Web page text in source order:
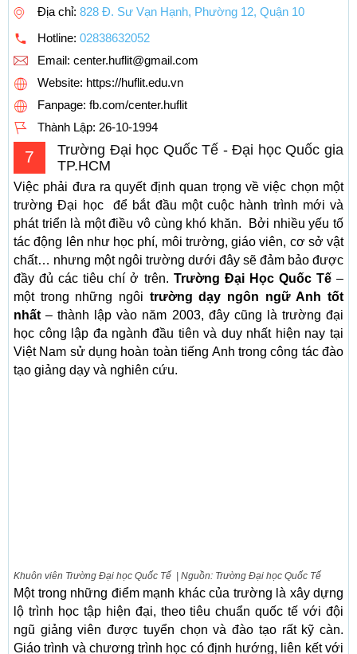
Địa chỉ: 828 Đ. Sư Vạn Hạnh, Phường 12, Quận 10
Hotline: 02838632052
Email: center.huflit@gmail.com
Website: https://huflit.edu.vn
Fanpage: fb.com/center.huflit
Thành Lập: 26-10-1994
7
Trường Đại học Quốc Tế - Đại học Quốc gia
TP.HCM
Việc phải đưa ra quyết định quan trọng về việc chọn một
trường Đại học để bắt đầu một cuộc hành trình mới và
phát triển là một điều vô cùng khó khăn. Bởi nhiều yếu tố
tác động lên như học phí, môi trường, giáo viên, cơ sở vật
chất… nhưng một ngôi trường dưới đây sẽ đảm bảo được
đầy đủ các tiêu chí ở trên. Trường Đại Học Quốc Tế–
một trong những ngôi trường dạy ngôn ngữ Anh tốt
nhất – thành lập vào năm 2003, đây cũng là trường đại
học công lập đa ngành đầu tiên và duy nhất hiện nay tại
Việt Nam sử dụng hoàn toàn tiếng Anh trong công tác đào
tạo giảng dạy và nghiên cứu.
Khuôn viên Trường Đại học Quốc Tế | Nguồn: Trường Đại học Quốc Tế
Một trong những điểm mạnh khác của trường là xây dựng
lộ trình học tập hiện đại, theo tiêu chuẩn quốc tế với đội
ngũ giảng viên được tuyển chọn và đào tạo rất kỹ càn.
Giáo trình và chương trình học có định hướng, liên kết với